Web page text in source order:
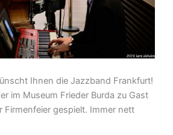
Ihnen die Jazzband Frankfurt!
im Museum Frieder Burda zu Gast
Firmenfeier gespielt. Immer nett